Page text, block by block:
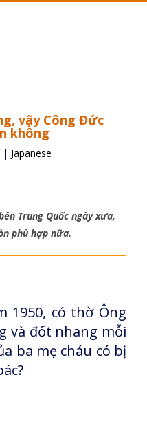
vậy Công Đức
không
| Japanese
Trung Quốc ngày xưa,
phù hợp nữa.
1950, có thờ Ông
và đốt nhang mỗi
ba mẹ cháu có bị